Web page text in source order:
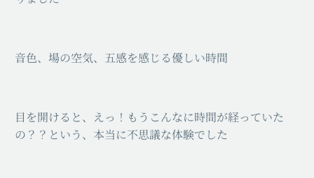
音色、場の空気、五感を感じる優しい時間
目を開けると、えっ！もうこんなに時間が経っていた
の？？という、本当に不思議な体験でした